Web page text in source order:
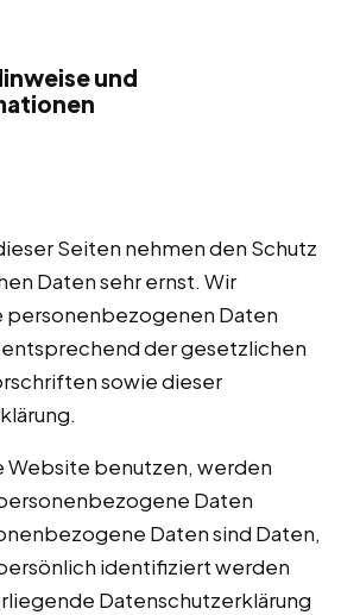
und
Seiten nehmen den Schutz
Daten sehr ernst. Wir
personenbezogenen Daten
der gesetzlichen
sowie dieser
Website benutzen, werden
Daten
Daten sind Daten,
identifiziert werden
Datenschutzerklärung